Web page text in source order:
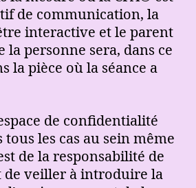
de communication, la
interactive et le parent
la personne sera, dans ce
la pièce où la séance a
de confidentialité
les cas au sein même
de la responsabilité de
de veiller à introduire la